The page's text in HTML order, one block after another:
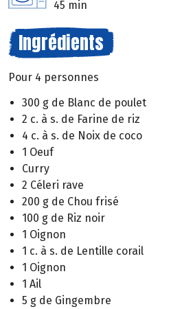
45 min
Ingrédients
Pour 4 personnes
300 g de Blanc de poulet
2 c. à s. de Farine de riz
4 c. à s. de Noix de coco
1 Oeuf
Curry
2 Céleri rave
200 g de Chou frisé
100 g de Riz noir
1 Oignon
1 c. à s. de Lentille corail
1 Oignon
1 Ail
5 g de Gingembre